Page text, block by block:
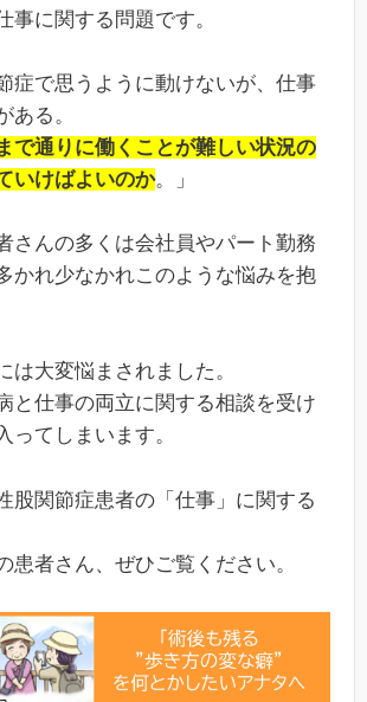
事に関する問題です。
症で思うように動けないが、仕事
ある。
で通りに働くことが難しい状況の
いけばよいのか。」
さんの多くは会社員やパート勤務
かれ少なかれこのような悩みを抱
は大変悩まされました。
と仕事の両立に関する相談を受け
ってしまいます。
股関節症患者の「仕事」に関する
患者さん、ぜひご覧ください。